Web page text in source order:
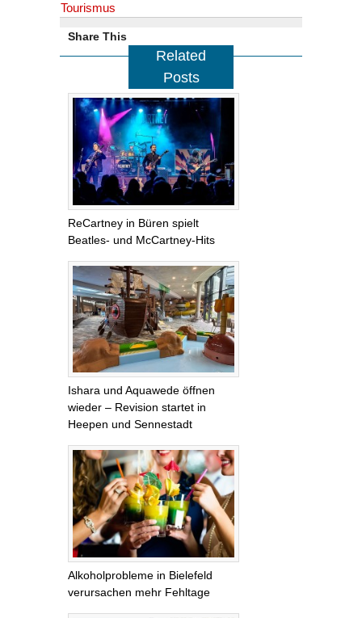
Tourismus
Share This
Related
Posts
ReCartney in Büren spielt
Beatles- und McCartney-Hits
Ishara und Aquawede öffnen
wieder – Revision startet in
Heepen und Sennestadt
Alkoholprobleme in Bielefeld
verursachen mehr Fehltage